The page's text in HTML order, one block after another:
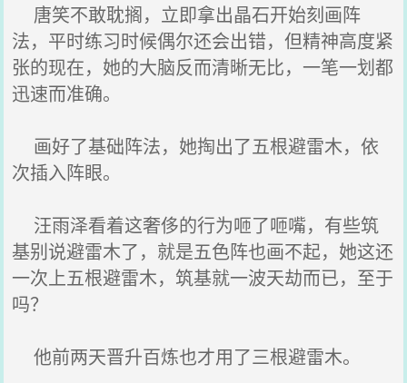
唐笑不敢耽搁，立即拿出晶石开始刻画阵
法，平时练习时候偶尔还会出错，但精神高度紧
张的现在，她的大脑反而清晰无比，一笔一划都
迅速而准确。
画好了基础阵法，她掏出了五根避雷木，依
次插入阵眼。
汪雨泽看着这奢侈的行为咂了咂嘴，有些筑
基别说避雷木了，就是五色阵也画不起，她这还
一次上五根避雷木，筑基就一波天劫而已，至于
吗？
他前两天晋升百炼也才用了三根避雷木。